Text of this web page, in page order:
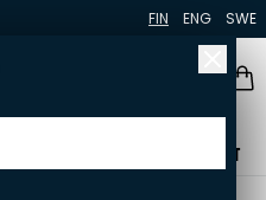
FIN ENG SWE
YHTEYSTIEDOT